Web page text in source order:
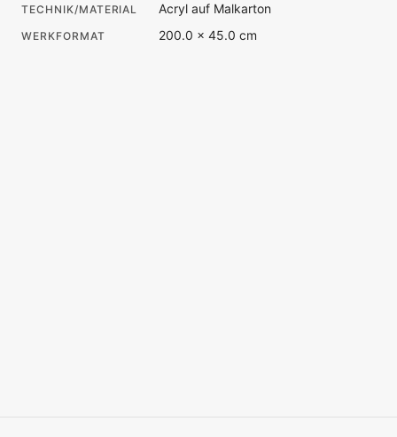
TECHNIK/MATERIAL Acryl auf Malkarton
WERKFORMAT 200.0 × 45.0 cm